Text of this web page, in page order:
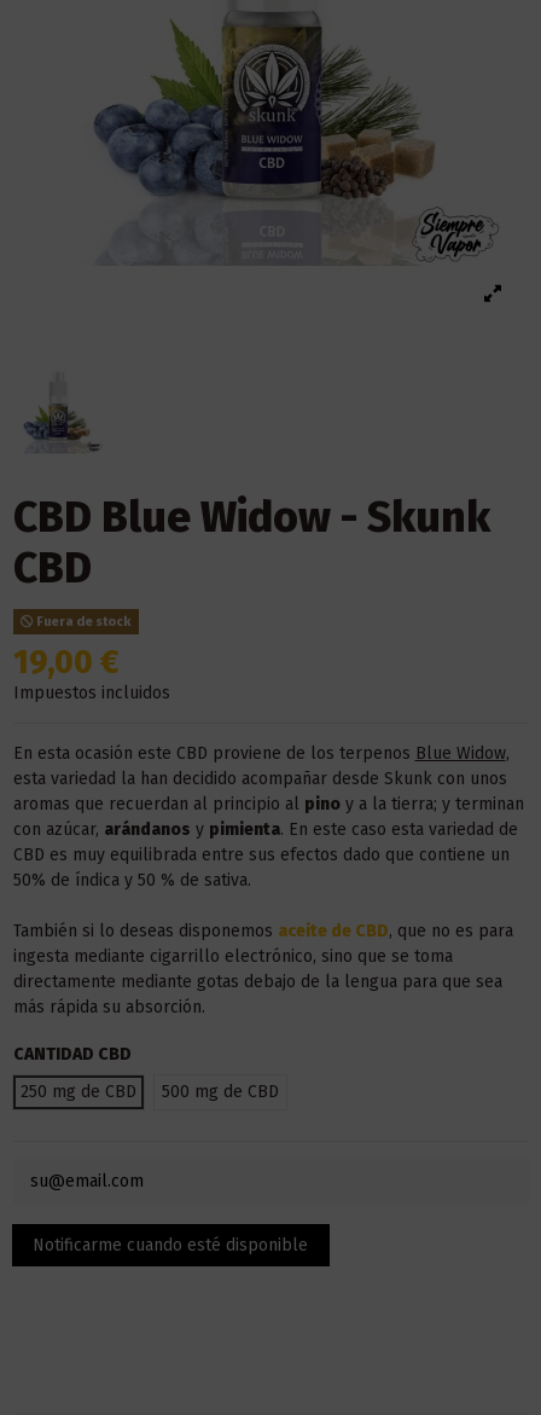
CBD Blue Widow - Skunk
CBD
Fuera de stock
19,00 €
Impuestos incluidos
En esta ocasión este CBD proviene de los terpenos Blue Widow,
esta variedad la han decidido acompañar desde Skunk con unos
aromas que recuerdan al principio al pinoy a la tierra; y terminan
con azúcar, arándanos y pimienta. En este caso esta variedad de
CBD es muy equilibrada entre sus efectos dado que contiene un
50% de índica y 50 % de sativa.
También si lo deseas disponemos aceite de CBD, que no es para
ingesta mediante cigarrillo electrónico, sino que se toma
directamente mediante gotas debajo de la lengua para que sea
más rápida su absorción.
CANTIDAD CBD
250 mg de CBD
500 mg de CBD